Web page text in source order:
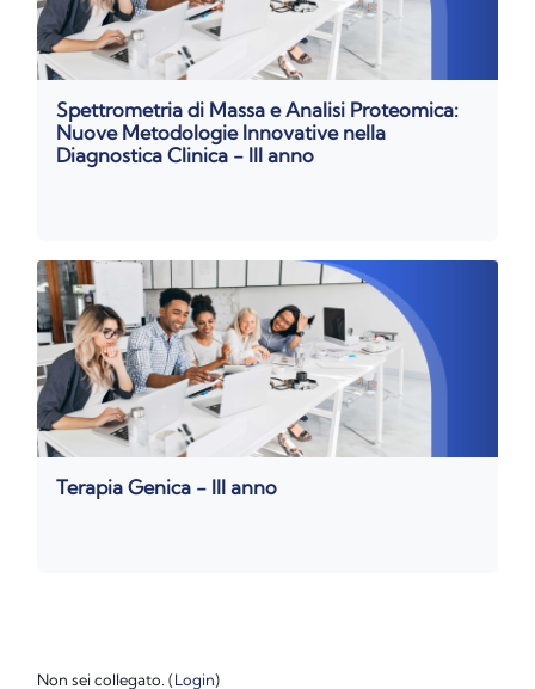
Spettrometria di Massa e Analisi Proteomica:
Nuove Metodologie Innovative nella
Diagnostica Clinica - III anno
Terapia Genica - III anno
Non sei collegato. (Login)